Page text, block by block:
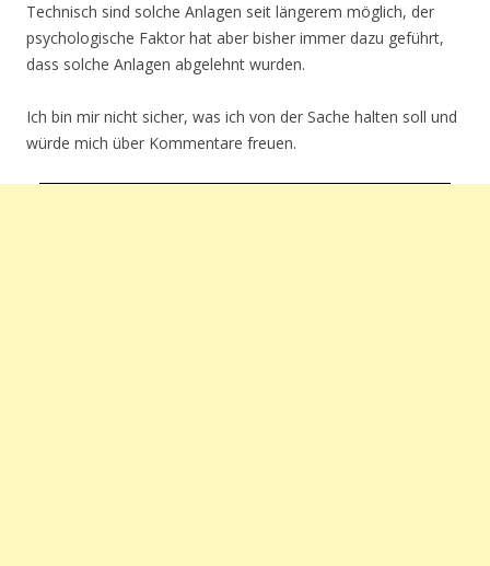
Technisch sind solche Anlagen seit längerem möglich, der
psychologische Faktor hat aber bisher immer dazu geführt,
dass solche Anlagen abgelehnt wurden.
Ich bin mir nicht sicher, was ich von der Sache halten soll und
würde mich über Kommentare freuen.